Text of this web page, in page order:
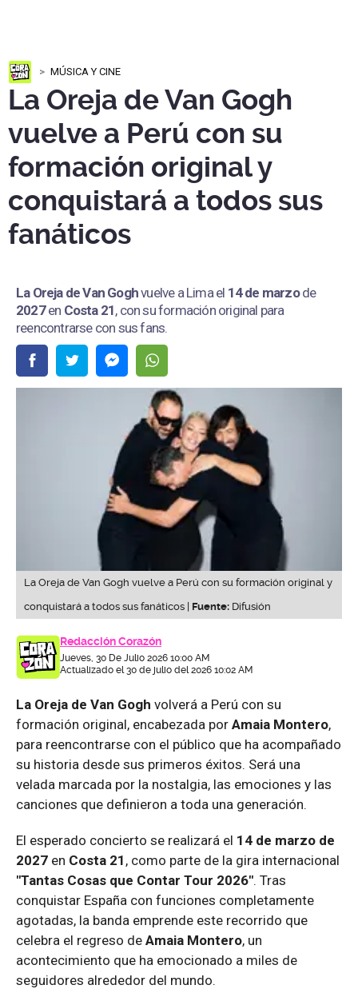
MÚSICA Y CINE
La Oreja de Van Gogh
vuelve a Perú con su
formación original y
conquistará a todos sus
fanáticos
La Oreja de Van Goghvuelve a Lima el 14 de marzode
2027en Costa 21, con su formación original para
reencontrarse con sus fans.
La Oreja de Van Gogh vuelve a Perú con su formación original y
conquistará a todos sus fanáticos | Fuente: Difusión
Redacción Corazón
Jueves, 30 De Julio 2026 10:00 AM
Actualizado el 30 de julio del 2026 10:02 AM
La Oreja de Van Gogh volverá a Perú con su
formación original, encabezada por Amaia Montero,
para reencontrarse con el público que ha acompañado
su historia desde sus primeros éxitos. Será una
velada marcada por la nostalgia, las emociones y las
canciones que definieron a toda una generación.
El esperado concierto se realizará el 14 de marzo de
2027 en Costa 21 , como parte de la gira internacional
"Tantas Cosas que Contar Tour 2026". Tras
conquistar España con funciones completamente
agotadas, la banda emprende este recorrido que
celebra el regreso de Amaia Montero, un
acontecimiento que ha emocionado a miles de
seguidores alrededor del mundo.